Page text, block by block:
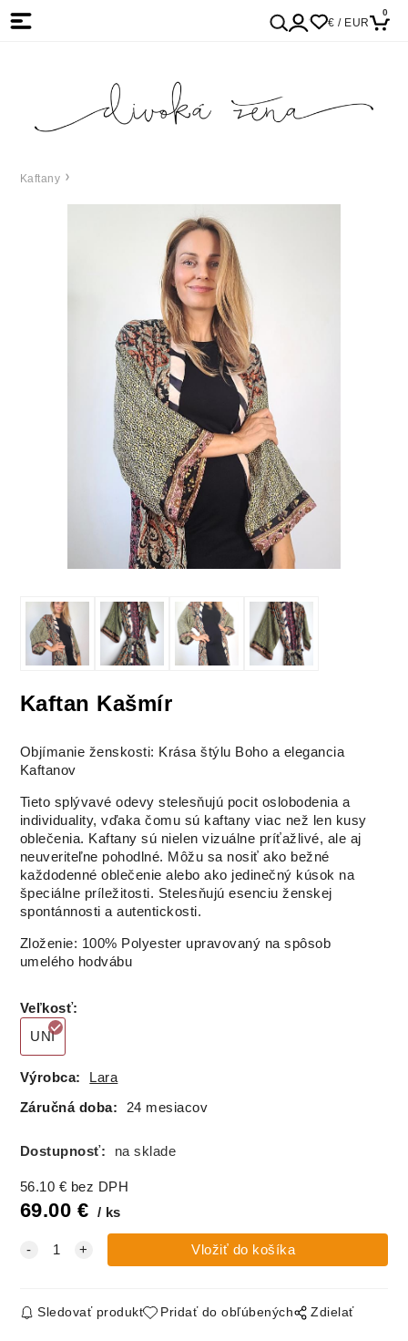
€ / EUR
0
Kaftany
Kaftan Kašmír
Objímanie ženskosti: Krása štýlu Boho a elegancia
Kaftanov
Tieto splývavé odevy stelesňujú pocit oslobodenia a
individuality, vďaka čomu sú kaftany viac než len kusy
oblečenia. Kaftany sú nielen vizuálne príťažlivé, ale aj
neuveriteľne pohodlné. Môžu sa nosiť ako bežné
každodenné oblečenie alebo ako jedinečný kúsok na
špeciálne príležitosti. Stelesňujú esenciu ženskej
spontánnosti a autentickosti.
Zloženie: 100% Polyester upravovaný na spôsob
umelého hodvábu
Veľkosť:
UNI
Výrobca: Lara
Záručná doba: 24 mesiacov
Dostupnosť: na sklade
56.10 € bez DPH
69.00 € ks
Sledovať produkt Pridať do obľúbených Zdielať